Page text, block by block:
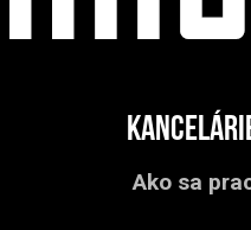
Ako sa